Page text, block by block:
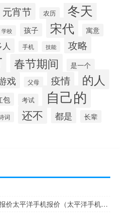
元宵节 农历 冬天
学校 孩子 宋代 寓意
手机 技能 攻略
春节期间 是一个
戏 父母 疫情 的人
包 考试 自己的
词 还不 都是 长辈
太平洋手机报价太平洋手机报价太平洋手机报价（太平洋手机报价）